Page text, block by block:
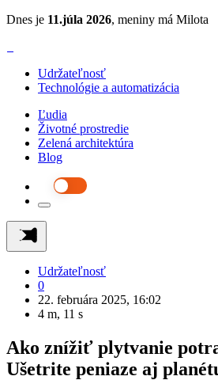
Dnes je 11.júla 2026, meniny má Milota
Udržateľnosť
Technológie a automatizácia
Ľudia
Životné prostredie
Zelená architektúra
Blog
Udržateľnosť
0
22. februára 2025, 16:02
4 m, 11 s
Ako znížiť plytvanie
Ušetrite peniaze aj